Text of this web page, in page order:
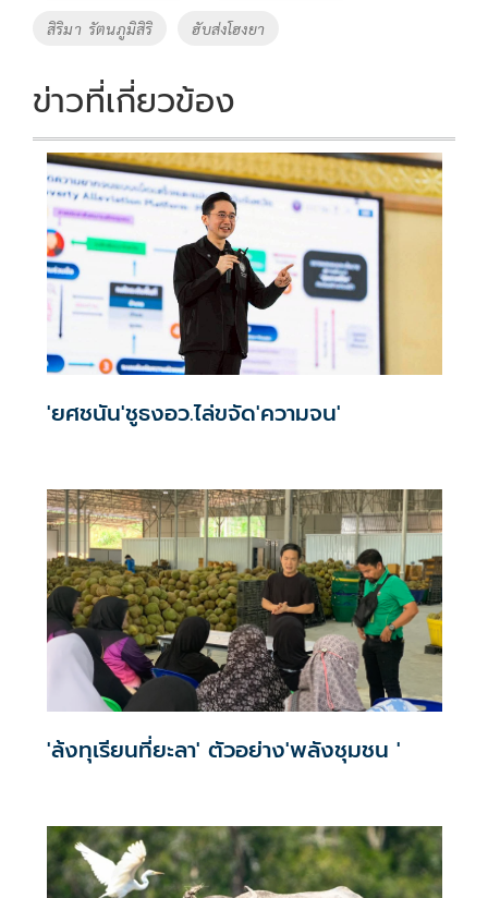
สิริมา รัตนภูมิสิริ ฮับส่งโฮงยา
ข่าวที่เกี่ยวข้อง
'ยศชนัน'ชูธงอว.ไล่ขจัด'ความจน'
'ล้งทุเรียนที่ยะลา' ตัวอย่าง'พลังชุมชน '